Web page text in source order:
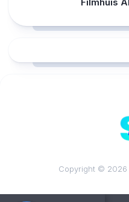
Filmhuis
Copyright © 2026